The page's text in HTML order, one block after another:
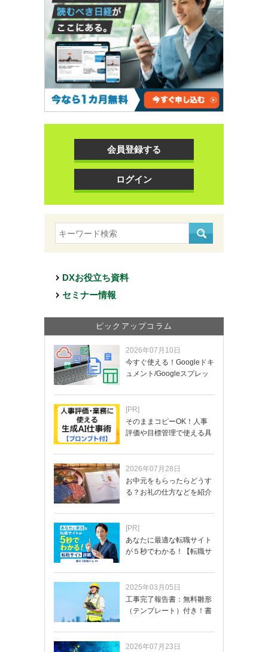
会員登録する
ログイン
DXお役立ち資料
セミナー情報
ピックアップコラム
2026年07月10日
今すぐ使える！Googleドキ
ュメント/Googleスプレッ
[PR]
そのままコピーOK！人事
評価や目標管理で使える具
2026年07月28日
お中元をもらったらどうす
る？お礼の仕方などを紹介
[PR]
あなたに最適な転職サイト
が５秒でわかる！【転職サ
2025年03月05日
工事完了報告書：無料雛形
（テンプレート）付き！書
2026年07月23日